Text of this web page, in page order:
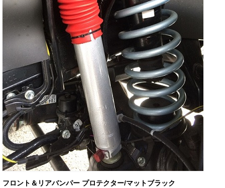
フロント＆リアバンパー プロテクター/マットブラック